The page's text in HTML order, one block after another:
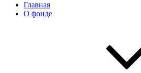
Главная
О фонде